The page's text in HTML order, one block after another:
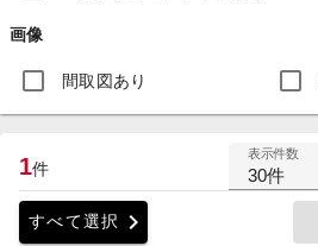
画像
間取図あり
1件
表示件数
30件
すべて選択 chevron_right